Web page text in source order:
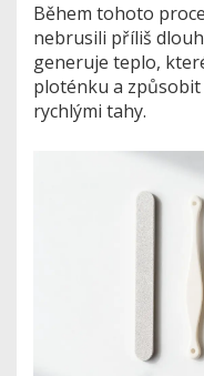
Během tohoto
nebrusili příliš
generuje teplo,
ploténku a
rychlými tahy.